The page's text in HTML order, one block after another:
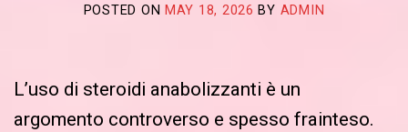
POSTED ON MAY 18, 2026 BY ADMIN
L’uso di steroidi anabolizzanti è un
argomento controverso e spesso frainteso.